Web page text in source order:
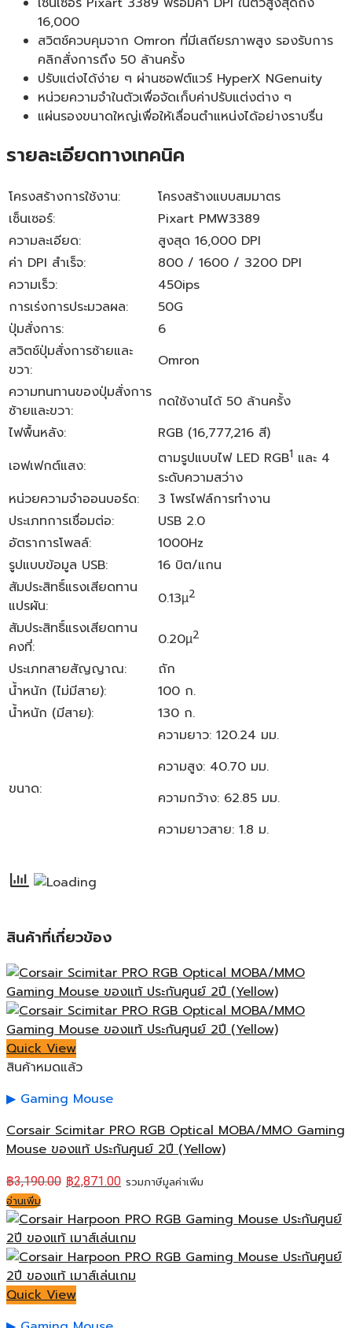
16,000
สวิตช์ควบคุมจาก Omron ที่มีเสถียรภาพสูง รองรับการ
คลิกสั่งการถึง 50 ล้านครั้ง
ปรับแต่งได้ง่าย ๆ ผ่านซอฟต์แวร์ HyperX NGenuity
หน่วยความจำในตัวเพื่อจัดเก็บค่าปรับแต่งต่าง ๆ
แผ่นรองขนาดใหญ่เพื่อให้เลื่อนตำแหน่งได้อย่างราบรื่น
รายละเอียดทางเทคนิค
โครงสร้างการใช้งาน:
โครงสร้างแบบสมมาตร
เซ็นเซอร์:
Pixart PMW3389
ความละเอียด:
สูงสุด 16,000 DPI
ค่า DPI สำเร็จ:
800 / 1600 / 3200 DPI
ความเร็ว:
450ips
การเร่งการประมวลผล:
50G
ปุ่มสั่งการ:
6
สวิตช์ปุ่มสั่งการซ้ายและ
ขวา:
Omron
ความทนทานของปุ่มสั่งการ
ซ้ายและขวา:
กดใช้งานได้ 50 ล้านครั้ง
ไฟพื้นหลัง:
RGB (16,777,216 สี)
เอฟเฟกต์แสง:
ตามรูปแบบไฟ LED RGB1 และ 4
ระดับความสว่าง
หน่วยความจำออนบอร์ด:
3 โพรไฟล์การทำงาน
ประเภทการเชื่อมต่อ:
USB 2.0
อัตราการโพลล์:
1000Hz
รูปแบบข้อมูล USB:
16 บิต/แกน
สัมประสิทธิ์แรงเสียดทาน
แปรผัน:
0.13µ2
สัมประสิทธิ์แรงเสียดทาน
คงที่:
0.20µ2
ประเภทสายสัญญาณ:
ถัก
น้ำหนัก (ไม่มีสาย):
100 ก.
น้ำหนัก (มีสาย):
130 ก.
ขนาด:
ความยาว: 120.24 มม.
ความสูง: 40.70 มม.
ความกว้าง: 62.85 มม.
ความยาวสาย: 1.8 ม.
สินค้าที่เกี่ยวข้อง
Quick View
สินค้าหมดแล้ว
Gaming Mouse
Corsair Scimitar PRO RGB Optical MOBA/MMO Gaming
Mouse ของแท้ ประกันศูนย์ 2ปี (Yellow)
฿3,190.00 ฿2,871.00 รวมภาษีมูลค่าเพิ่ม
อ่านเพิ่ม
Quick View